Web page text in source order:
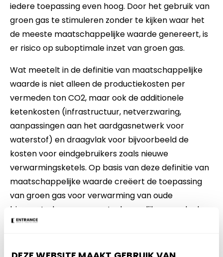
iedere toepassing even hoog. Door het gebruik van
groen gas te stimuleren zonder te kijken waar het
de meeste maatschappelijke waarde genereert, is
er risico op suboptimale inzet van groen gas.
Wat meetelt in de definitie van maatschappelijke
waarde is niet alleen de productiekosten per
vermeden ton CO2, maar ook de additionele
ketenkosten (infrastructuur, netverzwaring,
aanpassingen aan het aardgasnetwerk voor
waterstof) en draagvlak voor bijvoorbeeld de
kosten voor eindgebruikers zoals nieuwe
verwarmingsketels. Op basis van deze definitie van
maatschappelijke waarde creëert de toepassing
van groen gas voor verwarming van oude
binnensteden meer maatschappelijke waarde dan
voor industriële proceswarmte of zeescheepvaart.